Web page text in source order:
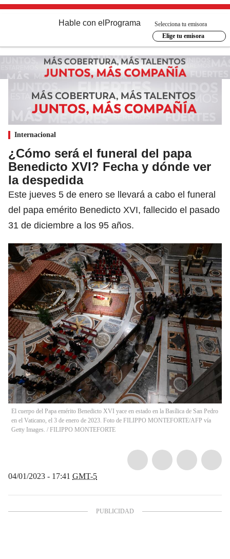
Hable con el Programa
Selecciona tu emisora
Elige tu emisora
Internacional
¿Cómo será el funeral del papa
Benedicto XVI? Fecha y dónde ver
la despedida
Este jueves 5 de enero se llevará a cabo el funeral
del papa emérito Benedicto XVI, fallecido el pasado
31 de diciembre a los 95 años.
El cuerpo del Papa emérito Benedicto XVI yace en estado en la Basílica de San Pedro
en el Vaticano, el 3 de enero de 2023. Foto de FILIPPO MONTEFORTE/AFP vía
Getty Images. / FILIPPO MONTEFORTE
04/01/2023 - 17:41 GMT-5